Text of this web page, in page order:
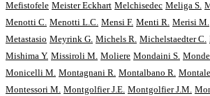
Mefistofele Meister Eckhart Melchisedec Meliga S.
Menotti C. Menotti L.C. Mensi F. Menti R. Merisi M.
Metastasio Meyrink G. Michels R. Michelstaedter C.
Mishima Y. Missiroli M. Moliere Mondaini S.
Monicelli M. Montagnani R. Montalbano R.
Montessori M. Montgolfier J.E. Montgolfier J.M.